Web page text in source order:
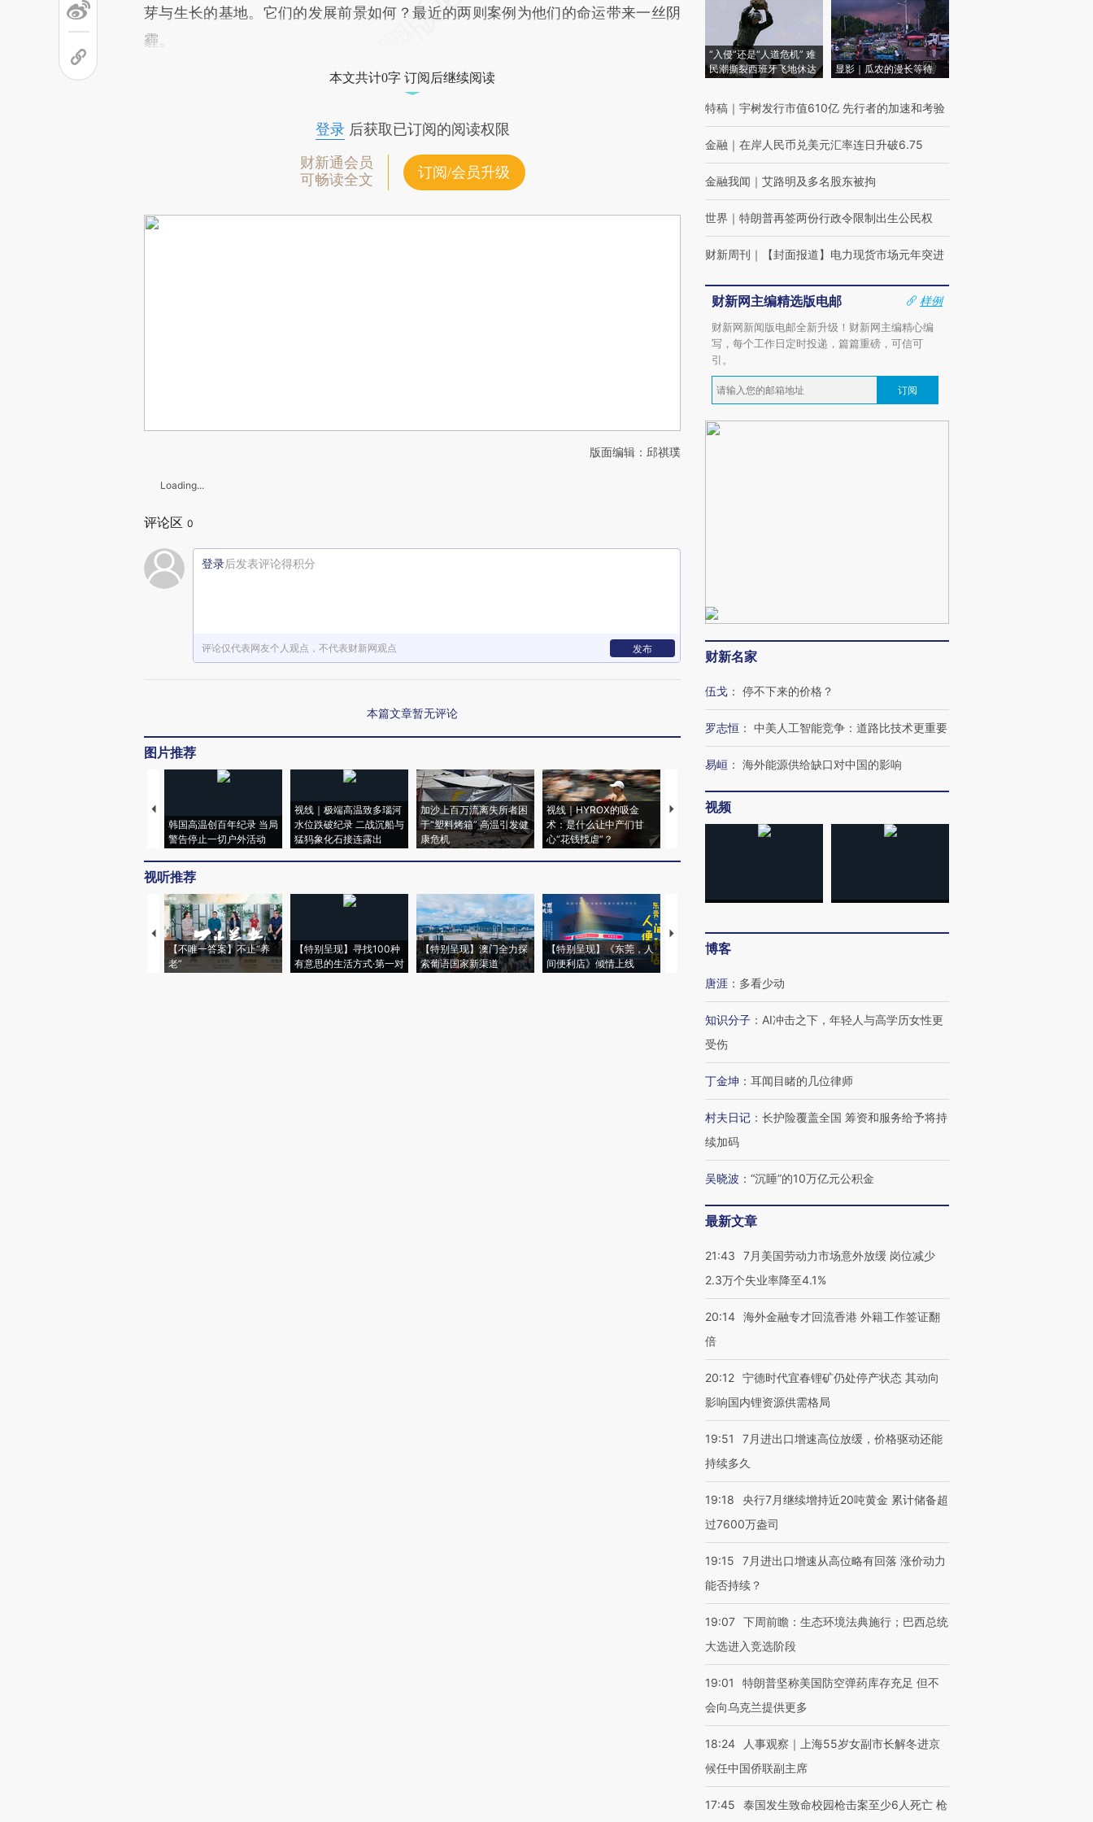
芽与生长的基地。它们的发展前景如何？最近的两则案例为他们的命运带来一丝阴
霾。
本文共计0字 订阅后继续阅读
登录后获取已订阅的阅读权限
财新通会员
可畅读全文
订阅/会员升级
版面编辑：邱祺璞
Loading...
评论区 0
登录后发表评论得积分
评论仅代表网友个人观点，不代表财新网观点 发布
本篇文章暂无评论
图片推荐
韩国高温创百年纪录 当局
警告停止一切户外活动
视线｜极端高温致多瑙河
水位跌破纪录 二战沉船与
猛犸象化石接连露出
加沙上百万流离失所者困
于“塑料烤箱” 高温引发健
康危机
视线｜HYROX的吸金
术：是什么让中产们甘
心“花钱找虐”？
马航飞行员跨国走私7万
粒摇头丸 尿检体内含3种
度Z世代 用街头抗争将教
机”？难民潮撕裂西班牙
视听推荐
【不唯一答案】不止“养
老”
【特别呈现】寻找100种
有意思的生活方式·第一对
【特别呈现】澳门全力探
索葡语国家新渠道
【特别呈现】《东莞，人
间便利店》倾情上线
【推广】走进第四届链博
会，让数智科技“链”接产
【商旅对话】华住集团
“入侵”还是“人道危机” 难
民潮撕裂西班牙飞地休达
显影｜瓜农的漫长等待
特稿 ｜ 宇树发行市值610亿 先行者的加速和考验
金融 ｜ 在岸人民币兑美元汇率连日升破6.75
金融我闻 ｜ 艾路明及多名股东被拘
世界 ｜ 特朗普再签两份行政令限制出生公民权
财新周刊 ｜ 【封面报道】电力现货市场元年突进
财新网主编精选版电邮
样例
财新网新闻版电邮全新升级！财新网主编精心编
写，每个工作日定时投递，篇篇重磅，可信可
引。
订阅
财新名家
伍戈 ： 停不下来的价格？
罗志恒 ： 中美人工智能竞争：道路比技术更重要
易峘 ： 海外能源供给缺口对中国的影响
视频
博客
唐涯 ： 多看少动
知识分子 ： AI冲击之下，年轻人与高学历女性更
受伤
丁金坤 ： 耳闻目睹的几位律师
村夫日记 ： 长护险覆盖全国 筹资和服务给予将持
续加码
吴晓波 ： “沉睡”的10万亿元公积金
最新文章
21:43
7月美国劳动力市场意外放缓 岗位减少
2.3万个失业率降至4.1%
20:14 海外金融专才回流香港 外籍工作签证翻
倍
20:12 宁德时代宜春锂矿仍处停产状态 其动向
影响国内锂资源供需格局
19:51
7月进出口增速高位放缓，价格驱动还能
持续多久
19:18
央行7月继续增持近20吨黄金 累计储备超
过7600万盎司
19:15
7月进出口增速从高位略有回落 涨价动力
能否持续？
19:07 下周前瞻：生态环境法典施行；巴西总统
大选进入竞选阶段
19:01
特朗普坚称美国防空弹药库存充足 但不
会向乌克兰提供更多
18:24
人事观察｜上海55岁女副市长解冬进京
候任中国侨联副主席
17:45 泰国发生致命校园枪击案至少6人死亡 枪